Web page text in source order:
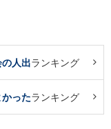
人出ランキング
ったランキング